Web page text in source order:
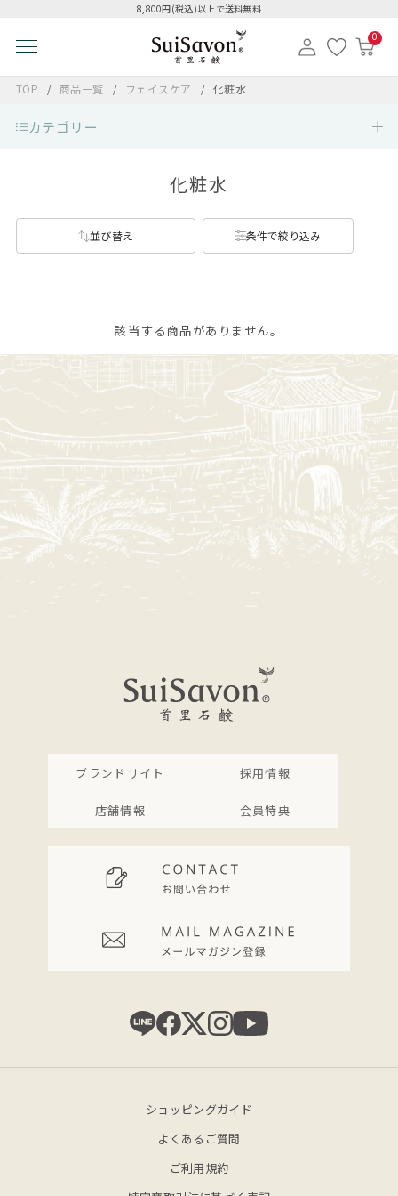
8,800円(税込)以上で送料無料
0
TOP 商品一覧 フェイスケア 化粧水
カテゴリー
化粧水
並び替え 条件で絞り込み
該当する商品がありません。
ブランドサイト 採用情報
店舗情報 会員特典
ショッピングガイド
よくあるご質問
ご利用規約